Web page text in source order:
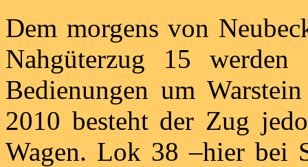
Dem morgens von
Nahgüterzug 15
Bedienungen um
2010 besteht der Zug
Wagen. Lok 38 –hier bei